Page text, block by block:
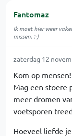
Fantomaz
Ik moet hier weer
missen. :-)
zaterdag 12
Kom op mensen!
Mag een stoere
meer dromen
voetsporen
Hoeveel liefde